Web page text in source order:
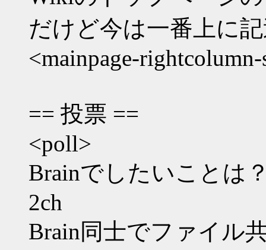
だけど今は一番上に
<mainpage-
== 投票 ==
<poll>
Brainでしたいことは
2ch
Brain同士でファイル